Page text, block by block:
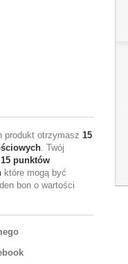
produkt otrzymasz 15
. Twój
15 punktów
które mogą być
bon o wartości